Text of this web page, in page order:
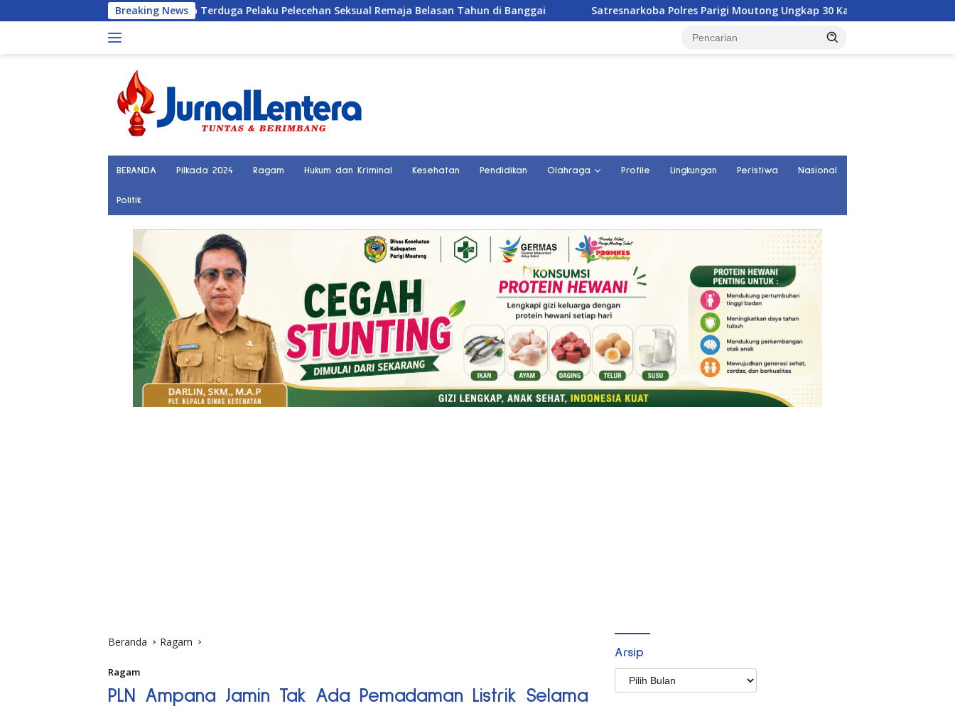
ke
Breaking News
Polisi Tangkap Terduga Pelaku Pelecehan Seksual Remaja Belasan Tahun di Banggai Satresnarkoba Polres Parigi Moutong Ungkap 30 Kasus Narkoba, Ratusan Gram Sabu Disita
BERANDA Pilkada 2024 Ragam Hukum dan Kriminal Kesehatan Pendidikan Olahraga Profile Lingkungan Peristiwa Nasional
Politik
Beranda Ragam
Ragam
PLN Ampana Jamin Tak Ada Pemadaman Listrik Selama
Arsip
Arsip